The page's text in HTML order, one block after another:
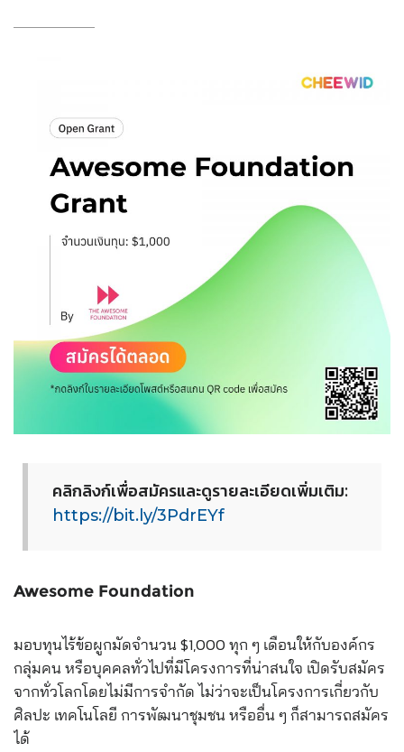
คลิกลิงก์เพื่อสมัครและดูรายละเอียดเพิ่มเติม:
https://bit.ly/3PdrEYf
Awesome Foundation
มอบทุนไร้ข้อผูกมัดจำนวน $1,000 ทุก ๆ เดือนให้กับองค์กร
กลุ่มคน หรือบุคคลทั่วไปที่มีโครงการที่น่าสนใจ เปิดรับสมัคร
จากทั่วโลกโดยไม่มีการจำกัด ไม่ว่าจะเป็นโครงการเกี่ยวกับ
ศิลปะ เทคโนโลยี การพัฒนาชุมชน หรืออื่น ๆ ก็สามารถสมัคร
ได้